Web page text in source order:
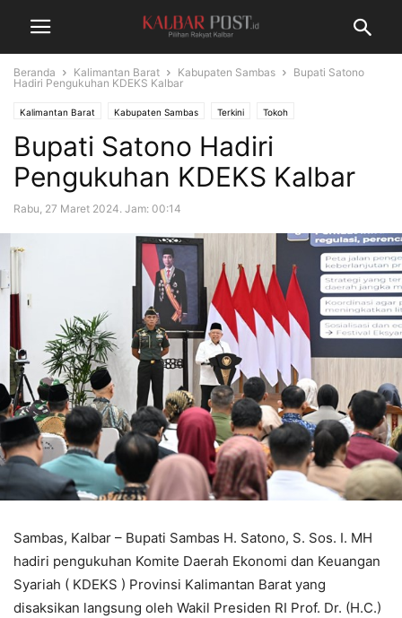
Beranda Kalimantan Barat Kabupaten Sambas
Bupati Satono
Hadiri Pengukuhan KDEKS Kalbar
Kalimantan Barat Kabupaten Sambas Terkini Tokoh
Bupati Satono Hadiri
Pengukuhan KDEKS Kalbar
Rabu, 27 Maret 2024. Jam: 00:14
Sambas, Kalbar – Bupati Sambas H. Satono, S. Sos. I. MH
hadiri pengukuhan Komite Daerah Ekonomi dan Keuangan
Syariah ( KDEKS ) Provinsi Kalimantan Barat yang
disaksikan langsung oleh Wakil Presiden RI Prof. Dr. (H.C.)